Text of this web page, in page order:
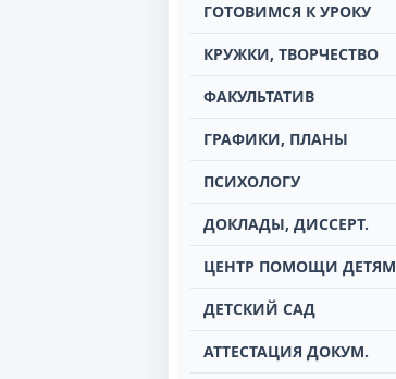
ГОТОВИМСЯ К УРОКУ
КРУЖКИ, ТВОРЧЕСТВО
ФАКУЛЬТАТИВ
ГРАФИКИ, ПЛАНЫ
ПСИХОЛОГУ
ДОКЛАДЫ, ДИССЕРТ.
ЦЕНТР ПОМОЩИ ДЕТЯМ
ДЕТСКИЙ САД
АТТЕСТАЦИЯ ДОКУМ.